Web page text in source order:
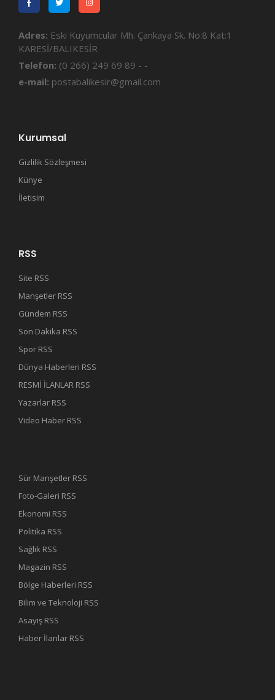
Adres: Eski Kuyumcular Mh. Çankaya Sk. No:8 Kat:1
KARESİ/BALIKESİR
Telefon: (0 266) 249 69 89 - -
e-mail: postabalikesir@gmail.com
Kurumsal
Gizlilik Sözleşmesi
Künye
İletisim
RSS
Site RSS
Manşetler RSS
Gündem RSS
Son Dakika RSS
Spor RSS
Dünya Haberleri RSS
RESMİ İLANLAR RSS
Yazarlar RSS
Video Haber RSS
Sür Manşetler RSS
Foto-Galeri RSS
Ekonomi RSS
Politika RSS
Sağlık RSS
Magazin RSS
Bölge Haberleri RSS
Bilim ve Teknoloji RSS
Asayiş RSS
Haber İlanlar RSS